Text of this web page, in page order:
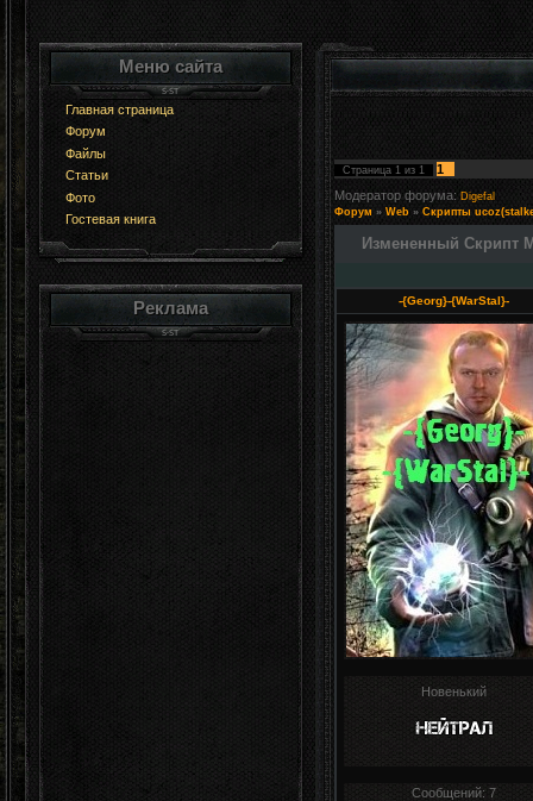
Меню сайта
Главная страница
Форум
Файлы
Статьи
Фото
Гостевая книга
Реклама
Страница 1 из 1
1
Модератор форума: Digefal
Форум » Web » Скрипты
Измененный Скрипт
-{Georg}-{WarStal}-
Новенький
Сообщений: 7